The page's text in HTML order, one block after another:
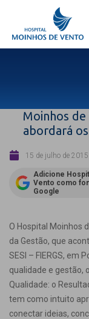
Moinhos
abordará
15 de julho de 2015
Adicione
Vento como
Google
O Hospital Moinhos
da Gestão, que
SESI – FIERGS, em
qualidade e gestão,
Qualidade: o
tem como intuito
conectar ideias,